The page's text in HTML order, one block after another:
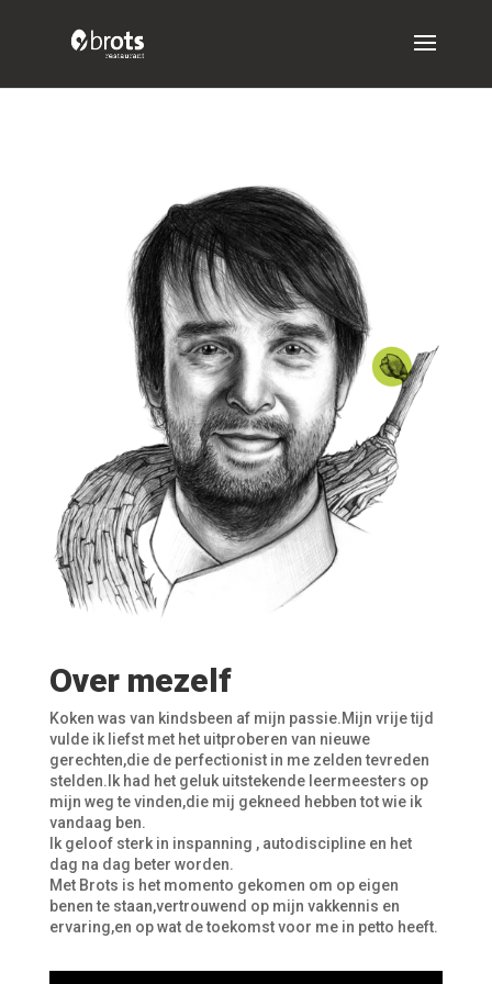
Over mezelf
Koken was van kindsbeen af mijn passie.Mijn vrije tijd
vulde ik liefst met het uitproberen van nieuwe
gerechten,die de perfectionist in me zelden tevreden
stelden.Ik had het geluk uitstekende leermeesters op
mijn weg te vinden,die mij gekneed hebben tot wie ik
vandaag ben.
Ik geloof sterk in inspanning , autodiscipline en het
dag na dag beter worden.
Met Brots is het momento gekomen om op eigen
benen te staan,vertrouwend op mijn vakkennis en
ervaring,en op wat de toekomst voor me in petto heeft.